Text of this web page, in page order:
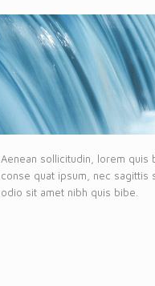
Aenean sollicitudin, lorem quis
conse quat ipsum, nec sagittis
odio sit amet nibh quis bibe.